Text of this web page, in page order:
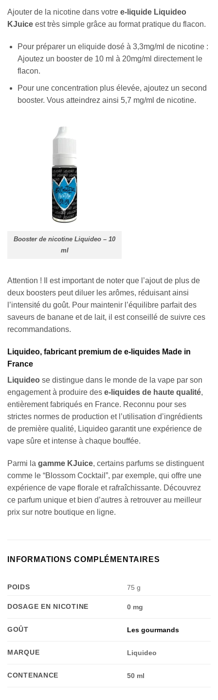
Ajouter de la nicotine dans votre e-liquide Liquideo
KJuice est très simple grâce au format pratique du flacon.
Pour préparer un eliquide dosé à 3,3mg/ml de nicotine :
Ajoutez un booster de 10 ml à 20mg/ml directement le
flacon.
Pour une concentration plus élevée, ajoutez un second
booster. Vous atteindrez ainsi 5,7 mg/ml de nicotine.
Booster de nicotine Liquideo – 10
ml
Attention ! Il est important de noter que l’ajout de plus de
deux boosters peut diluer les arômes, réduisant ainsi
l’intensité du goût. Pour maintenir l’équilibre parfait des
saveurs de banane et de lait, il est conseillé de suivre ces
recommandations.
Liquideo, fabricant premium de e-liquides Made in
France
Liquideo se distingue dans le monde de la vape par son
engagement à produire des e-liquides de haute qualité,
entièrement fabriqués en France. Reconnu pour ses
strictes normes de production et l’utilisation d’ingrédients
de première qualité, Liquideo garantit une expérience de
vape sûre et intense à chaque bouffée.
Parmi la gamme KJuice, certains parfums se distinguent
comme le “Blossom Cocktail”, par exemple, qui offre une
expérience de vape florale et rafraîchissante. Découvrez
ce parfum unique et bien d’autres à retrouver au meilleur
prix sur notre boutique en ligne.
INFORMATIONS COMPLÉMENTAIRES
POIDS 75 g
DOSAGE EN NICOTINE 0 mg
GOÛT Les gourmands
MARQUE Liquideo
CONTENANCE 50 ml